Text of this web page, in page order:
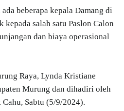
beberapa kepala Damang di
salah satu Paslon Calon
dan biaya operasional
Raya, Lynda Kristiane
Murung dan dihadiri oleh
Sabtu (5/9/2024).